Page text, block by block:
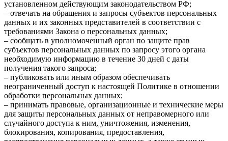
установленном действующим законодательством РФ;
– отвечать на обращения и запросы субъектов персональных
данных и их законных представителей в соответствии с
требованиями Закона о персональных данных;
– сообщать в уполномоченный орган по защите прав
субъектов персональных данных по запросу этого органа
необходимую информацию в течение 30 дней с даты
получения такого запроса;
– публиковать или иным образом обеспечивать
неограниченный доступ к настоящей Политике в отношении
обработки персональных данных;
– принимать правовые, организационные и технические меры
для защиты персональных данных от неправомерного или
случайного доступа к ним, уничтожения, изменения,
блокирования, копирования, предоставления,